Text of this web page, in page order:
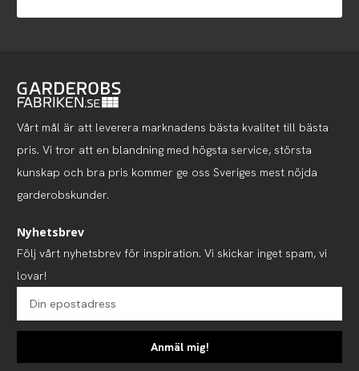
Vårt mål är att leverera marknadens bästa kvalitet till bästa
pris. Vi tror att en blandning med högsta service, största
kunskap och bra pris kommer ge oss Sveriges mest nöjda
garderobskunder.
Nyhetsbrev
Följ vårt nyhetsbrev för inspiration. Vi skickar inget spam, vi
lovar!
Anmäl mig!